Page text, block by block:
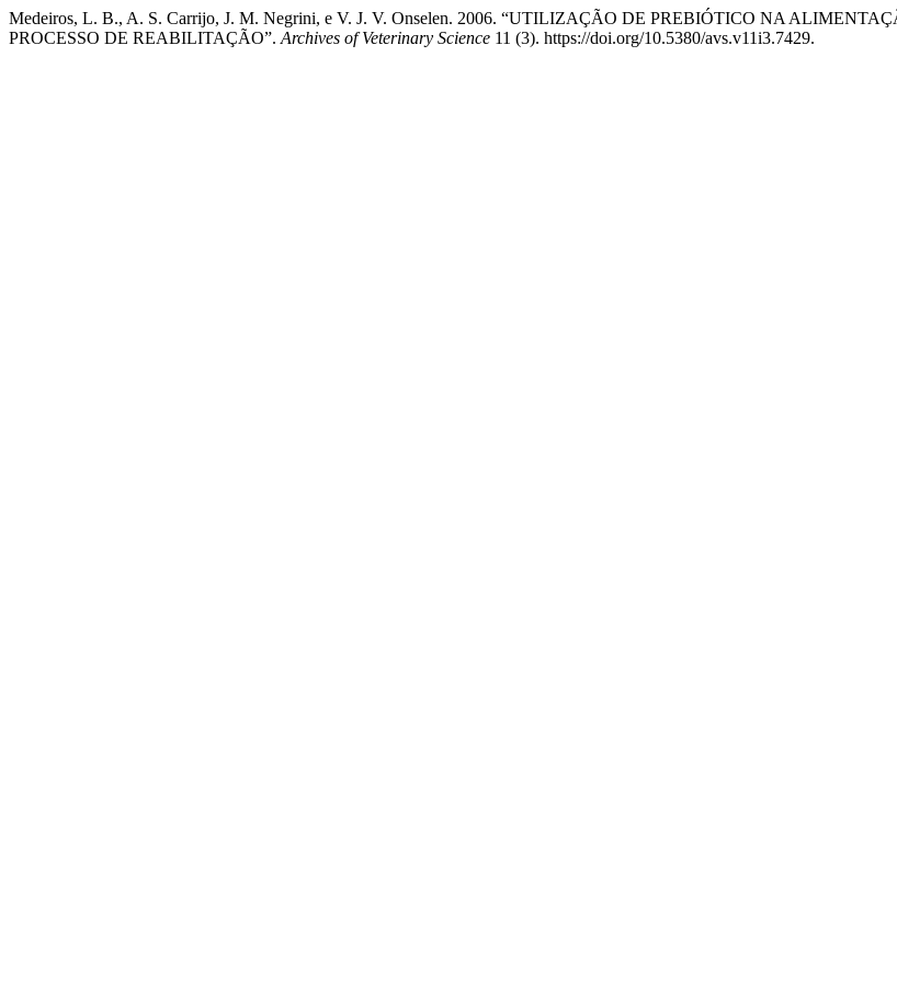
Medeiros, L. B., A. S. Carrijo, J. M. Negrini, e V. J. V. Onselen. 2006. “UTILIZAÇÃO DE PREBIÓTICO NA
PROCESSO DE REABILITAÇÃO”. Archives of Veterinary Science 11 (3). https://doi.org/10.5380/avs.v11i3.7429.